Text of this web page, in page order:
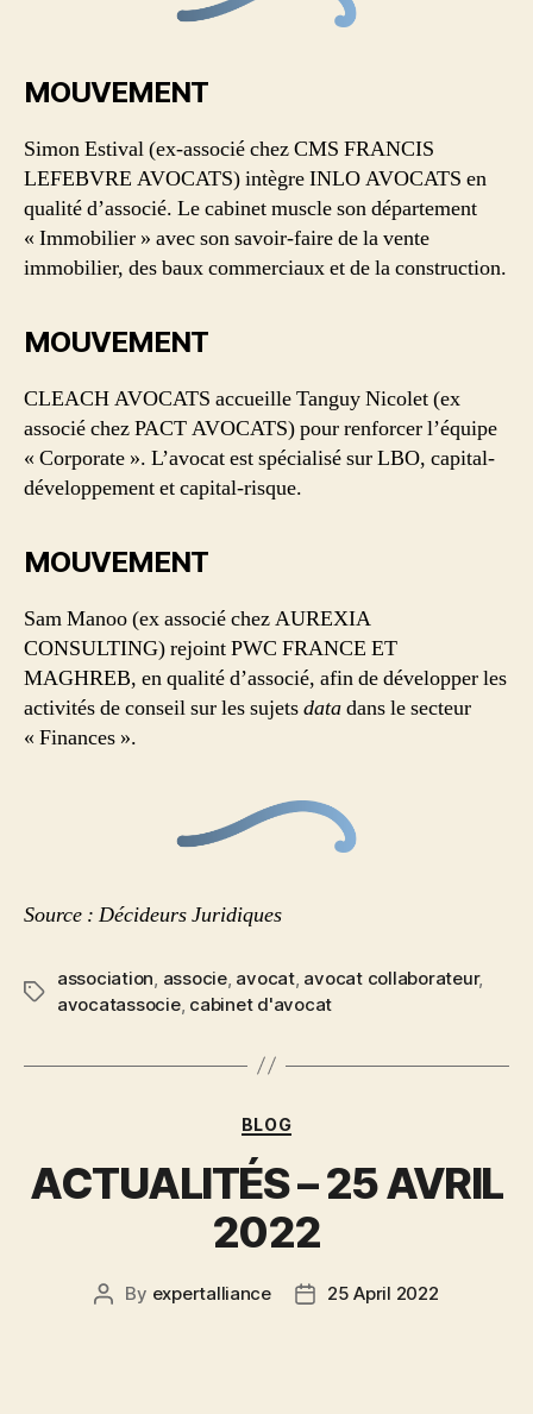
MOUVEMENT
Simon Estival (ex-associé chez CMS FRANCIS
LEFEBVRE AVOCATS) intègre INLO AVOCATS en
qualité d’associé. Le cabinet muscle son département
« Immobilier » avec son savoir-faire de la vente
immobilier, des baux commerciaux et de la construction.
MOUVEMENT
CLEACH AVOCATS accueille Tanguy Nicolet (ex
associé chez PACT AVOCATS) pour renforcer l’équipe
« Corporate ». L’avocat est spécialisé sur LBO, capital-
développement et capital-risque.
MOUVEMENT
Sam Manoo (ex associé chez AUREXIA
CONSULTING) rejoint PWC FRANCE ET
MAGHREB, en qualité d’associé, afin de développer les
activités de conseil sur les sujetsdatadans le secteur
« Finances ».
Source : Décideurs Juridiques
association, associe, avocat, avocat collaborateur,
avocatassocie, cabinet d'avocat
BLOG
ACTUALITÉS – 25 AVRIL
2022
By expertalliance 25 April 2022